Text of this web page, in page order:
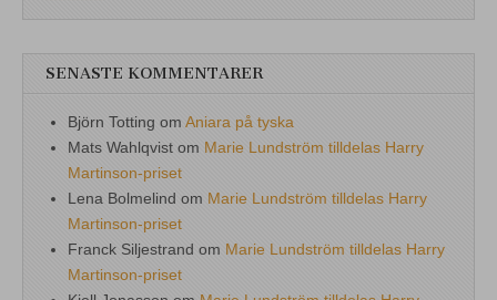
SENASTE KOMMENTARER
Björn Totting om Aniara på tyska
Mats Wahlqvist om Marie Lundström tilldelas Harry
Martinson-priset
Lena Bolmelind om Marie Lundström tilldelas Harry
Martinson-priset
Franck Siljestrand om Marie Lundström tilldelas Harry
Martinson-priset